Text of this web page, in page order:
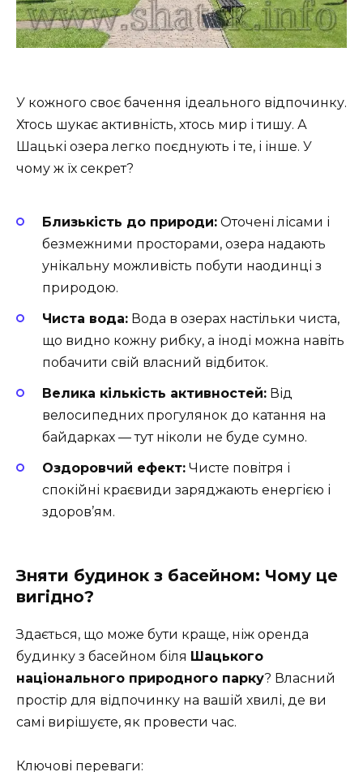
У кожного своє бачення ідеального відпочинку.
Хтось шукає активність, хтось мир і тишу. А
Шацькі озера легко поєднують і те, і інше. У
чому ж їх секрет?
Близькість до природи: Оточені лісами і
безмежними просторами, озера надають
унікальну можливість побути наодинці з
природою.
Чиста вода: Вода в озерах настільки чиста,
що видно кожну рибку, а іноді можна навіть
побачити свій власний відбиток.
Велика кількість активностей: Від
велосипедних прогулянок до катання на
байдарках — тут ніколи не буде сумно.
Оздоровчий ефект: Чисте повітря і
спокійні краєвиди заряджають енергією і
здоров’ям.
Зняти будинок з басейном: Чому це
вигідно?
Здається, що може бути краще, ніж оренда
будинку з басейном біля Шацького
національного природного парку? Власний
простір для відпочинку на вашій хвилі, де ви
самі вирішуєте, як провести час.
Ключові переваги: